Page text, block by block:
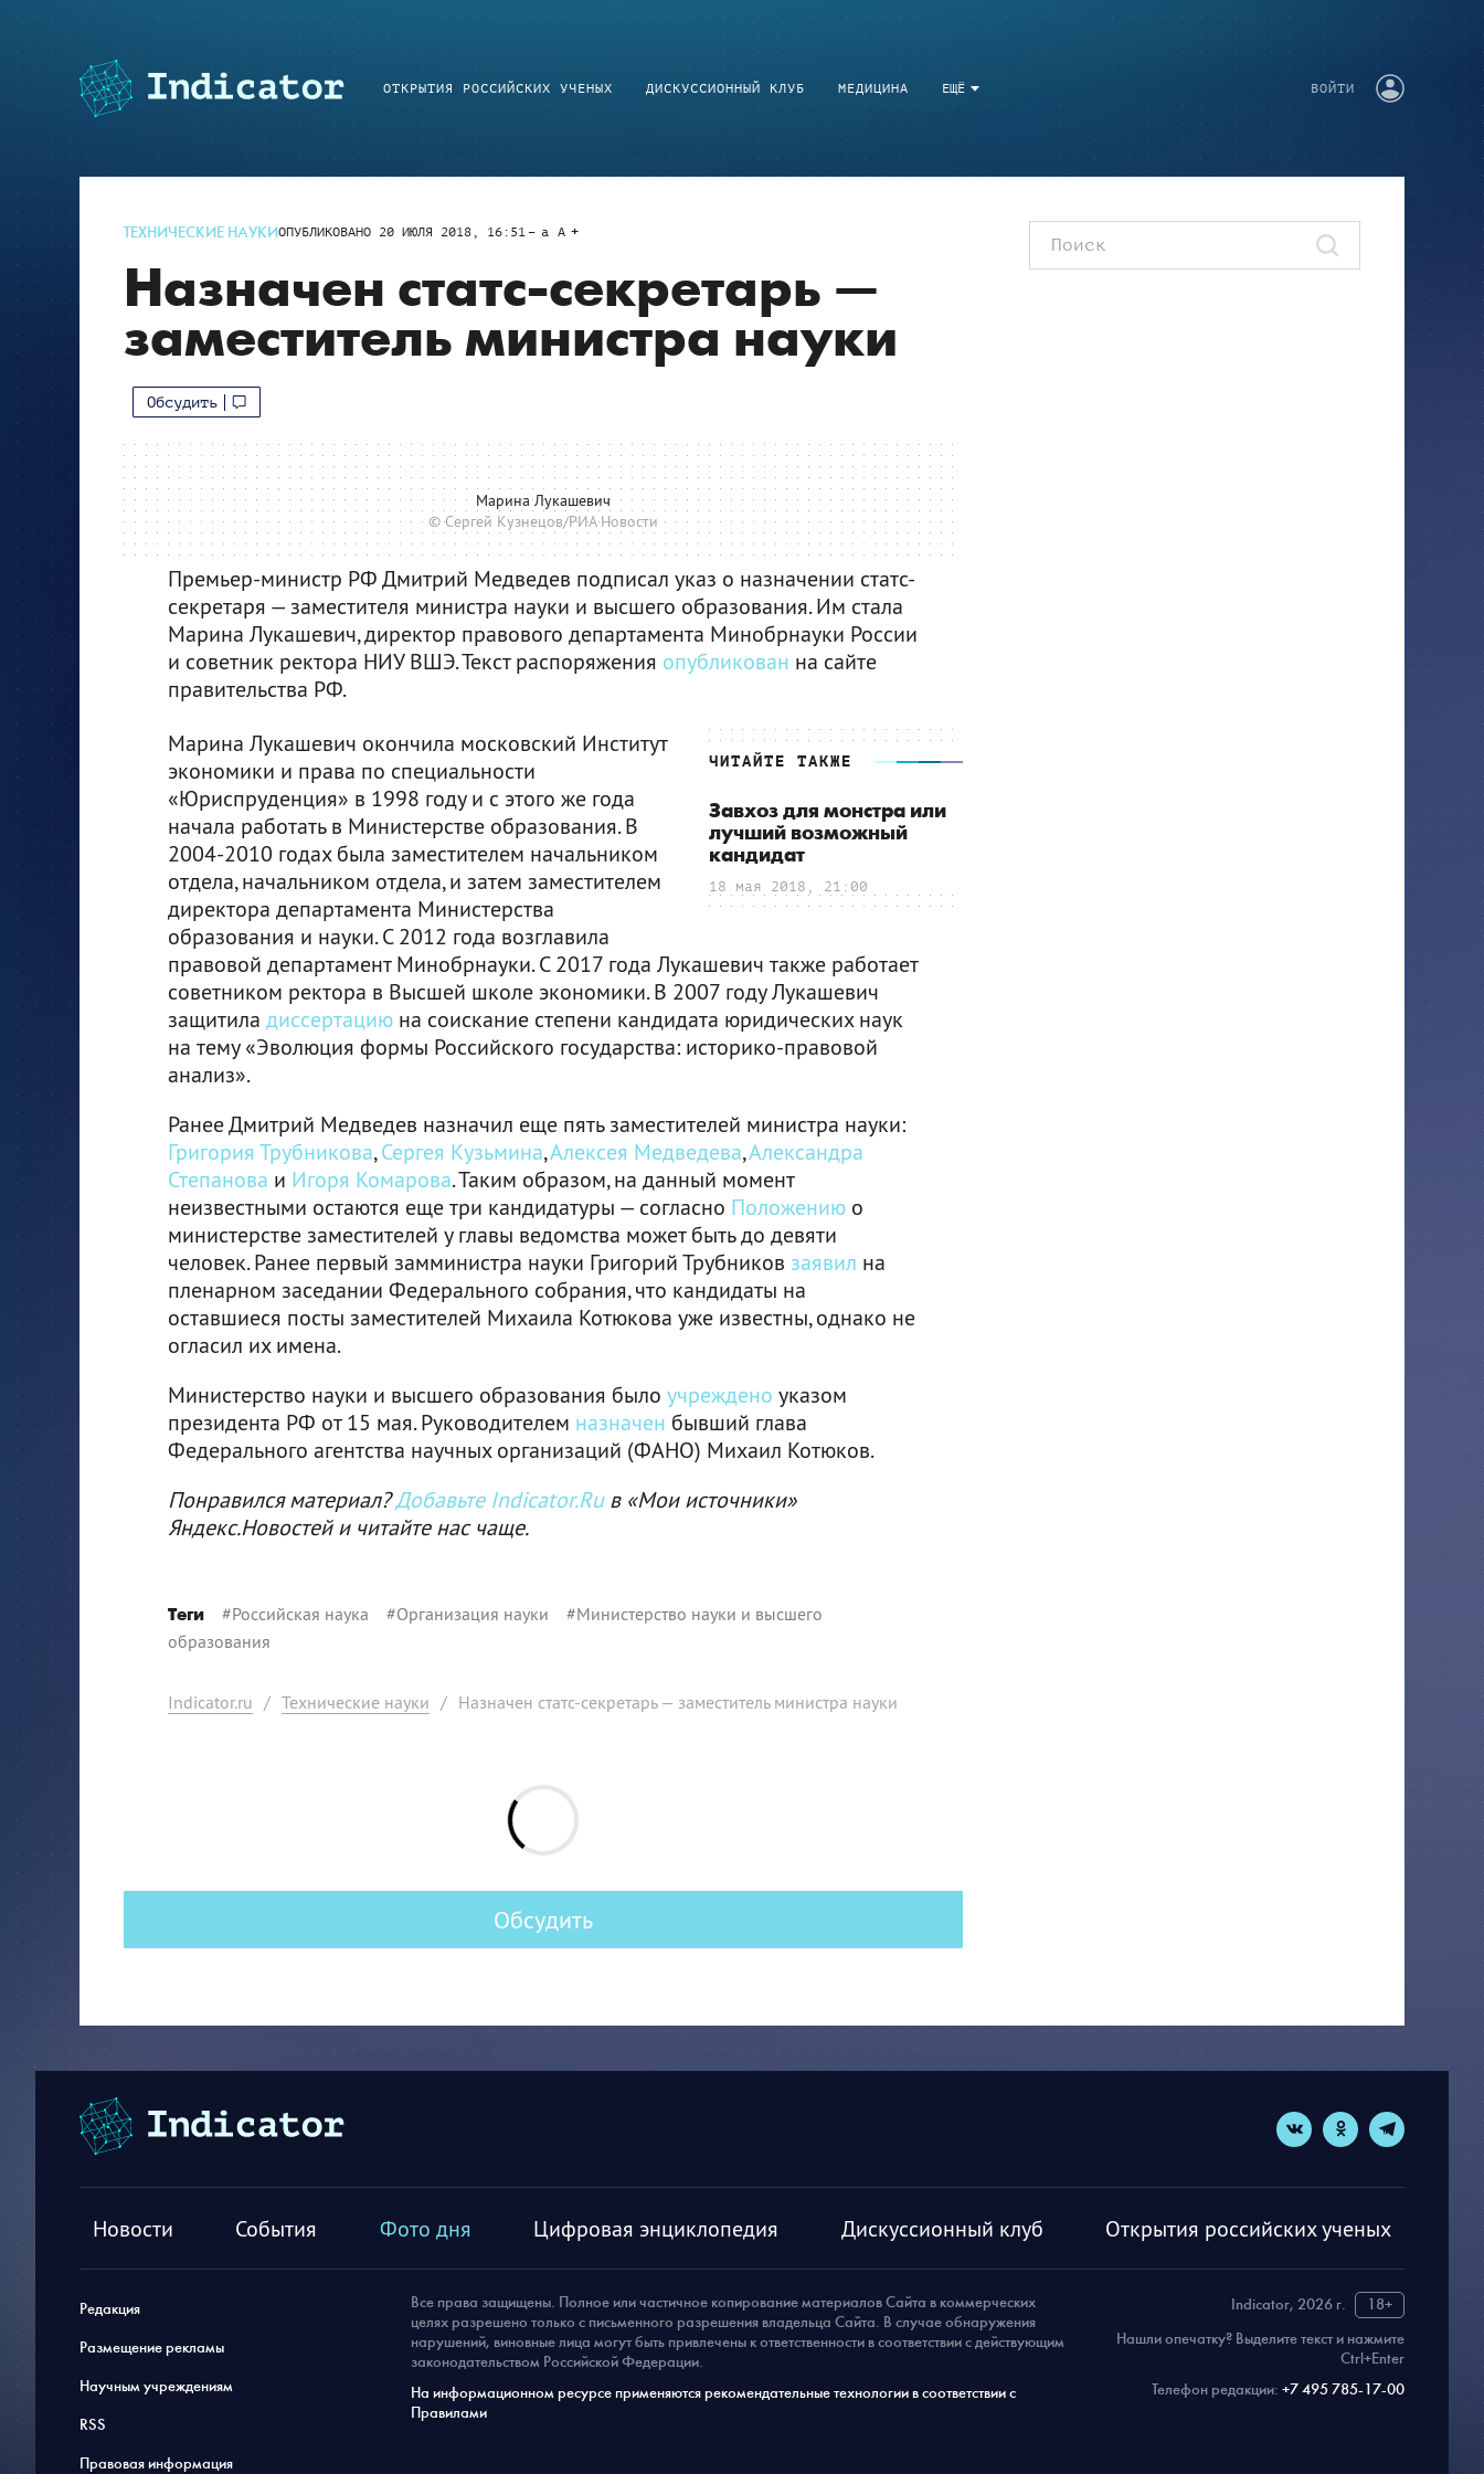
ЕЩЁ
ОТКРЫТИЯ РОССИЙСКИХ УЧЕНЫХ ДИСКУССИОННЫЙ КЛУБ МЕДИЦИНА ВОЙТИ
ТЕХНИЧЕСКИЕ НАУКИОПУБЛИКОВАНО 20 ИЮЛЯ 2018, 16:51 a A
Назначен статс-секретарь —
заместитель министра науки
Обсудить
Марина Лукашевич
© Сергей Кузнецов/РИА Новости
Премьер-министр РФ Дмитрий Медведев подписал указ о назначении статс-
секретаря — заместителя министра науки и высшего образования. Им стала
Марина Лукашевич, директор правового департамента Минобрнауки России
и советник ректора НИУ ВШЭ. Текст распоряжения опубликован на сайте
правительства РФ.
ЧИТАЙТЕ ТАКЖЕ
Завхоз для монстра или
лучший возможный
кандидат
18 мая 2018, 21:00
Марина Лукашевич окончила московский Институт
экономики и права по специальности
«Юриспруденция» в 1998 году и с этого же года
начала работать в Министерстве образования. В
2004-2010 годах была заместителем начальником
отдела, начальником отдела, и затем заместителем
директора департамента Министерства
образования и науки. С 2012 года возглавила
правовой департамент Минобрнауки. С 2017 года Лукашевич также работает
советником ректора в Высшей школе экономики. В 2007 году Лукашевич
защитила диссертацию на соискание степени кандидата юридических наук
на тему «Эволюция формы Российского государства: историко-правовой
анализ».
Ранее Дмитрий Медведев назначил еще пять заместителей министра науки:
Григория Трубникова,Сергея Кузьмина,Алексея Медведева,Александра
Степанова и Игоря Комарова. Таким образом, на данный момент
неизвестными остаются еще три кандидатуры — согласно Положению о
министерстве заместителей у главы ведомства может быть до девяти
человек. Ранее первый замминистра науки Григорий Трубников заявил на
пленарном заседании Федерального собрания, что кандидаты на
оставшиеся посты заместителей Михаила Котюкова уже известны, однако не
огласил их имена.
Министерство науки и высшего образования было учреждено указом
президента РФ от 15 мая. Руководителем назначен бывший глава
Федерального агентства научных организаций (ФАНО) Михаил Котюков.
Понравился материал?Добавьте Indicator.Ruв «Мои источники»
Яндекс.Новостей и читайте нас чаще.
Теги #Российская наука #Организация науки #Министерство науки и высшего
образования
Indicator.ru / Технические науки / Назначен статс-секретарь — заместитель министра науки
Обсудить
Новости События Фото дня Цифровая энциклопедия Дискуссионный клуб Открытия российских ученых
Редакция
Размещение рекламы
Научным учреждениям
RSS
Правовая информация
Indicator, 2026 г.
18+
Нашли опечатку? Выделите текст и нажмите
Ctrl+Enter
Телефон редакции: +7 495 785-17-00
Все права защищены. Полное или частичное копирование материалов Сайта в коммерческих
целях разрешено только с письменного разрешения владельца Сайта. В случае обнаружения
нарушений, виновные лица могут быть привлечены к ответственности в соответствии с действующим
законодательством Российской Федерации.
На информационном ресурсе применяются рекомендательные технологии в соответствии с
Правилами